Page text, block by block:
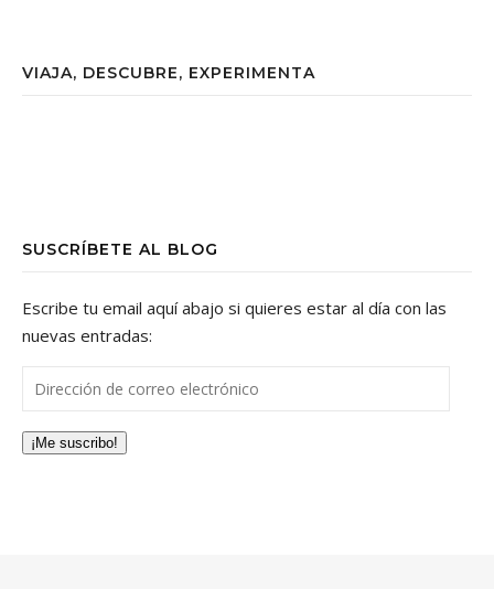
VIAJA, DESCUBRE, EXPERIMENTA
SUSCRÍBETE AL BLOG
Escribe tu email aquí abajo si quieres estar al día con las
nuevas entradas:
Dirección de correo electrónico
¡Me suscribo!